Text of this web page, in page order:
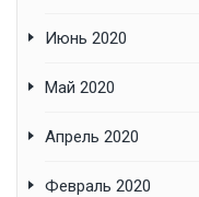
Июнь 2020
Май 2020
Апрель 2020
Февраль 2020